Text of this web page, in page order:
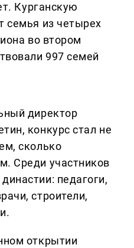
Курганскую
семья из четырех
во втором
997 семей
директор
конкурс стал не
сколько
Среди участников
педагоги,
строители,
открытии